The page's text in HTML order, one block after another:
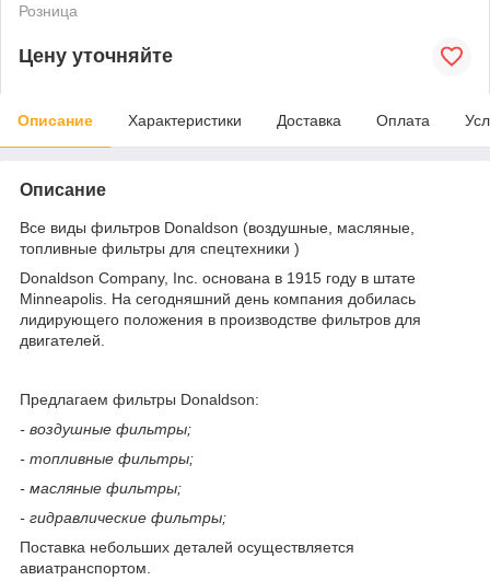
Розница
Цену уточняйте
Описание Характеристики Доставка Оплата
Описание
Все виды фильтров Donaldson (воздушные, масляные,
топливные фильтры для спецтехники )
Donaldson Company, Inc. основана в 1915 году в штате
Minneapolis. На сегодняшний день компания добилась
лидирующего положения в производстве фильтров для
двигателей.
Предлагаем фильтры Donaldson:
- воздушные фильтры;
- топливные фильтры;
- масляные фильтры;
- гидравлические фильтры;
Поставка небольших деталей осуществляется
авиатранспортом.